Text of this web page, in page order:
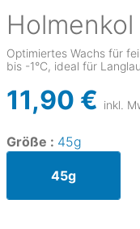
Holmenkol
Optimiertes Wachs für
bis -1°C, ideal für
11,90 € inkl.
Größe : 45g
45g